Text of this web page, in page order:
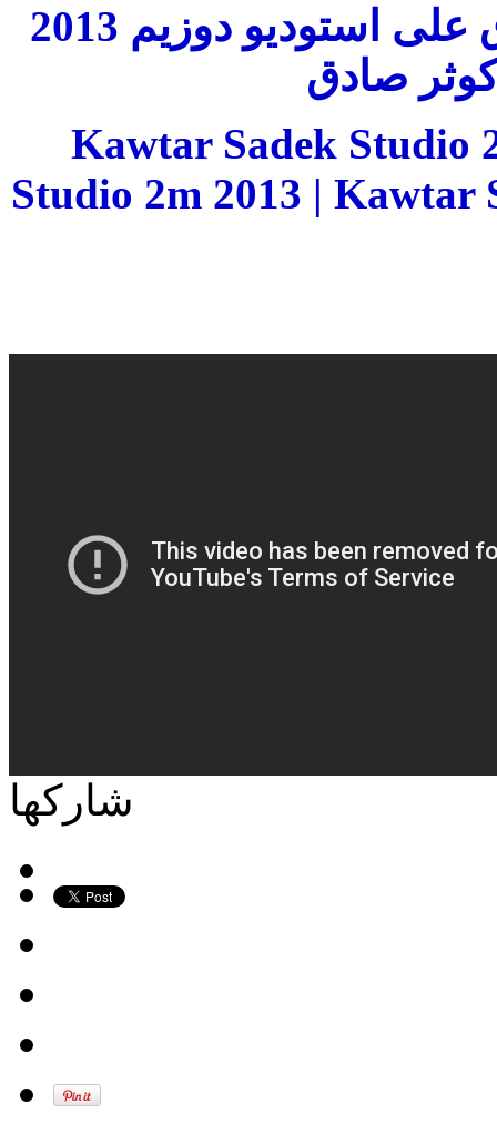
كوثر صادق على استوديو دوزيم 2013 | Kawtar Sadek على
صادق
Kawtar Sadek Studio
Studio 2m 2013 | Kawtar
شاركها